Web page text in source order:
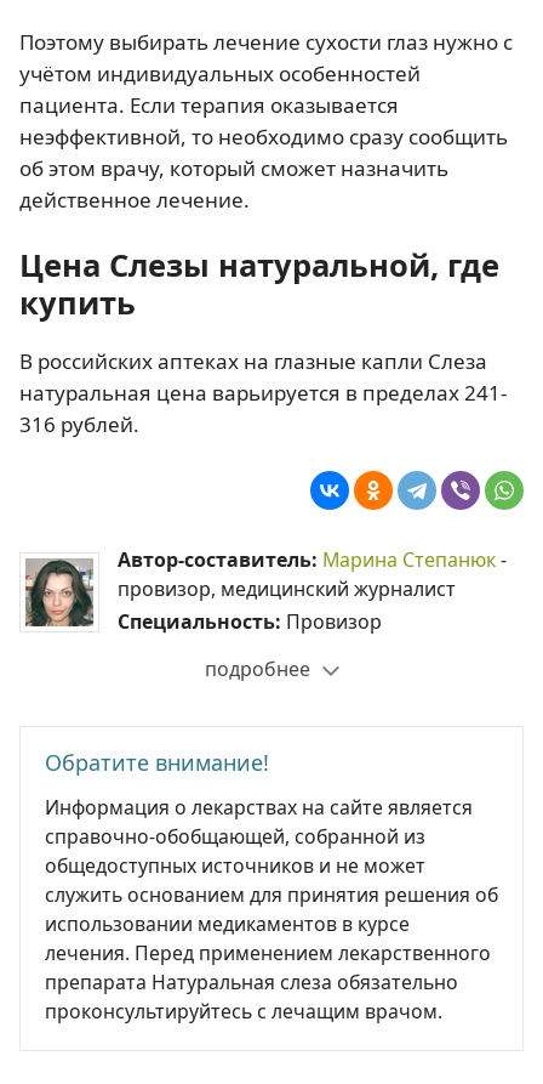
Поэтому выбирать лечение сухости глаз нужно с
учётом индивидуальных особенностей
пациента. Если терапия оказывается
неэффективной, то необходимо сразу сообщить
об этом врачу, который сможет назначить
действенное лечение.
Цена Слезы натуральной, где
купить
В российских аптеках на глазные капли Слеза
натуральная цена варьируется в пределах 241-
316 рублей.
Автор-составитель: Марина Степанюк-
провизор, медицинский журналист
Специальность: Провизор
подробнее
Обратите внимание!
Информация о лекарствах на сайте является
справочно-обобщающей, собранной из
общедоступных источников и не может
служить основанием для принятия решения об
использовании медикаментов в курсе
лечения. Перед применением лекарственного
препарата Натуральная слеза обязательно
проконсультируйтесь с лечащим врачом.